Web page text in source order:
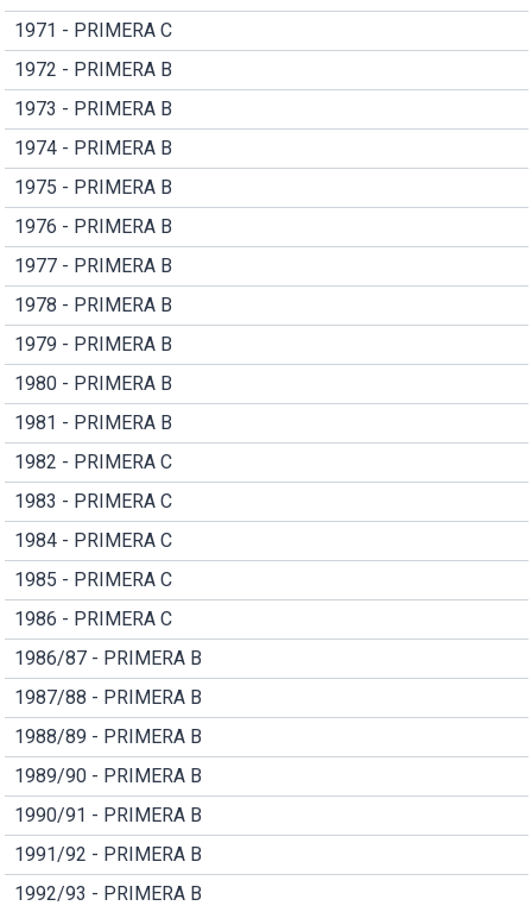
1971 - PRIMERA C
1972 - PRIMERA B
1973 - PRIMERA B
1974 - PRIMERA B
1975 - PRIMERA B
1976 - PRIMERA B
1977 - PRIMERA B
1978 - PRIMERA B
1979 - PRIMERA B
1980 - PRIMERA B
1981 - PRIMERA B
1982 - PRIMERA C
1983 - PRIMERA C
1984 - PRIMERA C
1985 - PRIMERA C
1986 - PRIMERA C
1986/87 - PRIMERA B
1987/88 - PRIMERA B
1988/89 - PRIMERA B
1989/90 - PRIMERA B
1990/91 - PRIMERA B
1991/92 - PRIMERA B
1992/93 - PRIMERA B